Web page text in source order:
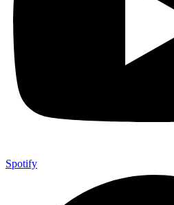
Spotify